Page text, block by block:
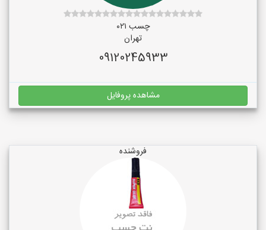
چسب ۰۲۱
تهران
09120245933
مشاهده پروفایل
فروشنده